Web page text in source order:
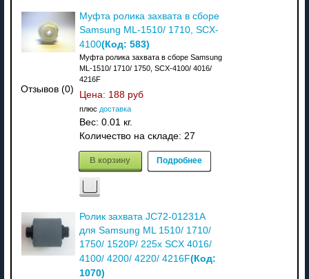
Отзывов (0)
Муфта ролика захвата в сборе
Samsung ML-1510/ 1710, SCX-
4100(Код: 583)
Муфта ролика захвата в сборе Samsung
ML-1510/ 1710/ 1750, SCX-4100/ 4016/
4216F
Цена: 188 руб
плюс доставка
Вес: 0.01 кг.
Количество на складе: 27
В корзину Подробнее
Ролик захвата JC72-01231A
для Samsung ML 1510/ 1710/
1750/ 1520P/ 225x SCX 4016/
4100/ 4200/ 4220/ 4216F(Код:
1070)